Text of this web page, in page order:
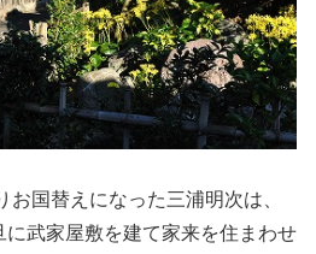
国替えになった三浦明次は、
武家屋敷を建て家来を住まわせ